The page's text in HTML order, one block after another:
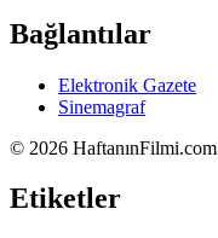
Bağlantılar
Elektronik Gazete
Sinemagraf
© 2026 HaftanınFilmi.com
Etiketler